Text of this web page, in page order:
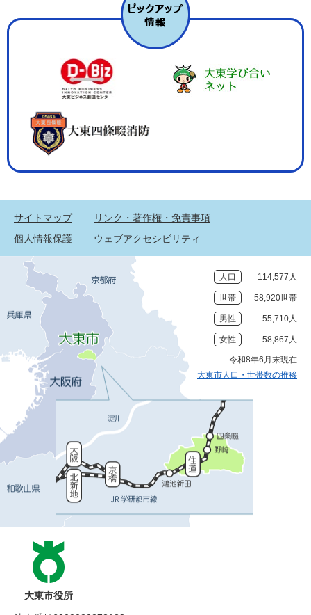
サイトマップ
リンク・著作権・免責事項
個人情報保護
ウェブアクセシビリティ
人口 114,577人
世帯 58,920世帯
男性 55,710人
女性 58,867人
令和8年6月末現在
大東市人口・世帯数の推移
大東市役所